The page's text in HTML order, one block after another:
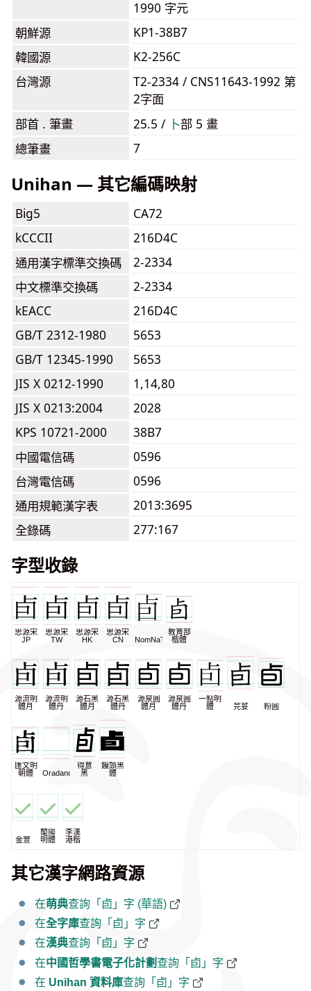
1990 字元
朝鮮源
KP1-38B7
韓國源
K2-256C
台灣源
T2-2334 / CNS11643-1992 第
2字面
部首 . 筆畫
25.5 / ⼘部 5 畫
總筆畫
7
Unihan — 其它編碼映射
Big5
CA72
kCCCII
216D4C
通用漢字標準交換碼
2-2334
中文標準交換碼
2-2334
kEACC
216D4C
GB/T 2312-1980
5653
GB/T 12345-1990
5653
JIS X 0212-1990
1,14,80
JIS X 0213:2004
2028
KPS 10721-2000
38B7
中國電信碼
0596
台灣電信碼
0596
通用規範漢字表
2013:3695
全錄碼
277:167
字型收錄
思源宋
JP
思源宋
TW
思源宋
HK
思源宋
CN
NomNaTong
教育部
楷體
源流明
體月
源流明
體丹
源石黑
體月
源石黑
體丹
源泉圓
體月
源泉圓
體丹
一點明
體
芫荽 粉圓
匯文明
朝體
Oradano
得意
黑
饅頭黑
體
金萱
蘭陽
明體
李漢
港楷
其它漢字網路資源
在萌典查詢「卣」字 (華語)
在全字庫查詢「卣」字
在漢典查詢「卣」字
在中國哲學書電子化計劃查詢「卣」字
在 Unihan 資料庫查詢「卣」字